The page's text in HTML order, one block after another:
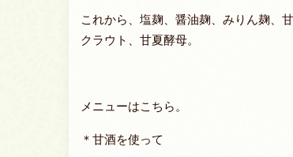
これから、塩麹、醤油麹、みりん麹、
クラウト、甘夏酵母。
メニューはこちら。
＊甘酒を使って